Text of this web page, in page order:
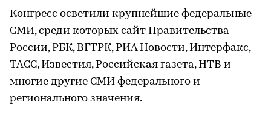
Конгресс осветили крупнейшие федеральные
СМИ, среди которых сайт Правительства
России, РБК, ВГТРК, РИА Новости, Интерфакс,
ТАСС, Известия, Российская газета, НТВ и
многие другие СМИ федерального и
регионального значения.